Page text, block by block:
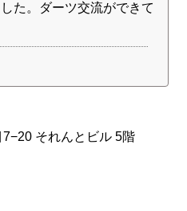
た。ダーツ交流ができて
それんとビル 5階